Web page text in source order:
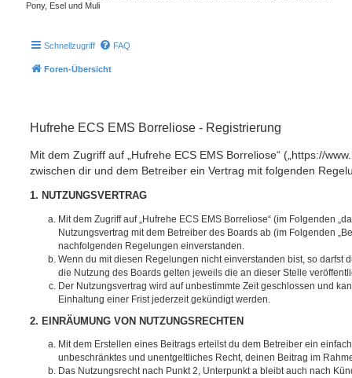
Pony, Esel und Muli
Schnellzugriff FAQ
Foren-Übersicht
Hufrehe ECS EMS Borreliose - Registrierung
Mit dem Zugriff auf „Hufrehe ECS EMS Borreliose“ („https://
zwischen dir und dem Betreiber ein Vertrag mit folgenden
1. NUTZUNGSVERTRAG
Mit dem Zugriff auf „Hufrehe ECS EMS Borreliose“ (im Folgenden
Nutzungsvertrag mit dem Betreiber des Boards ab (im Folgenden
nachfolgenden Regelungen einverstanden.
Wenn du mit diesen Regelungen nicht einverstanden bist, so darfst
die Nutzung des Boards gelten jeweils die an dieser Stelle
Der Nutzungsvertrag wird auf unbestimmte Zeit geschlossen und
Einhaltung einer Frist jederzeit gekündigt werden.
2. EINRÄUMUNG VON NUTZUNGSRECHTEN
Mit dem Erstellen eines Beitrags erteilst du dem Betreiber ein
unbeschränktes und unentgeltliches Recht, deinen Beitrag im
Das Nutzungsrecht nach Punkt 2, Unterpunkt a bleibt auch nach